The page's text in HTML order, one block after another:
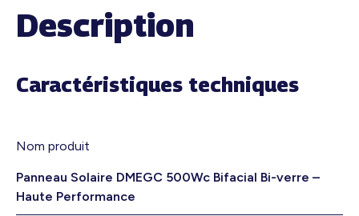
Bifacial
verre
Description
Caractéristiques techniques
Nom produit
Panneau Solaire DMEGC 500Wc Bifacial Bi-verre –
Haute Performance